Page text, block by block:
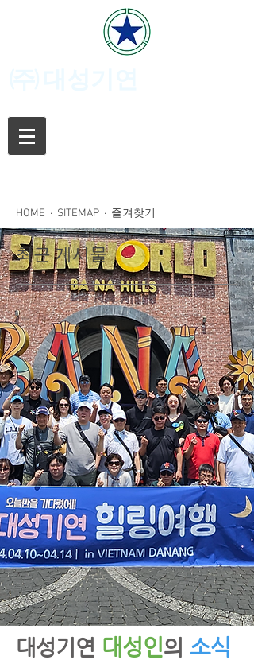
HOME · SITEMAP · 즐겨찾기
최근 게시물
​대성기연 대성인의 소식